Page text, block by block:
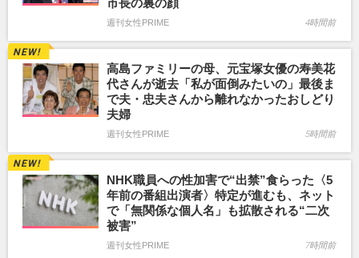
市長の裏の顔
週刊女性PRIME 4時間前
高島ファミリーの母、元宝塚女優の寿美花
代さんが逝去「私が面倒みたいの」最後ま
で夫・忠夫さんから離れなかったおしどり
夫婦
週刊女性PRIME 5時間前
NHK職員への性加害で“出禁”食らった〈5
年前の番組出演者〉特定が進むも、ネット
で「無関係な個人名」も拡散される“二次
被害”
週刊女性PRIME 7時間前